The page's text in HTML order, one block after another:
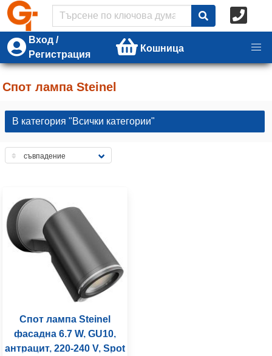
Вход /
Регистрация
Кошница
Спот лампа Steinel
В категория "Всички категории"
Спот лампа Steinel
фасадна 6.7 W, GU10,
антрацит, 220-240 V, Spot